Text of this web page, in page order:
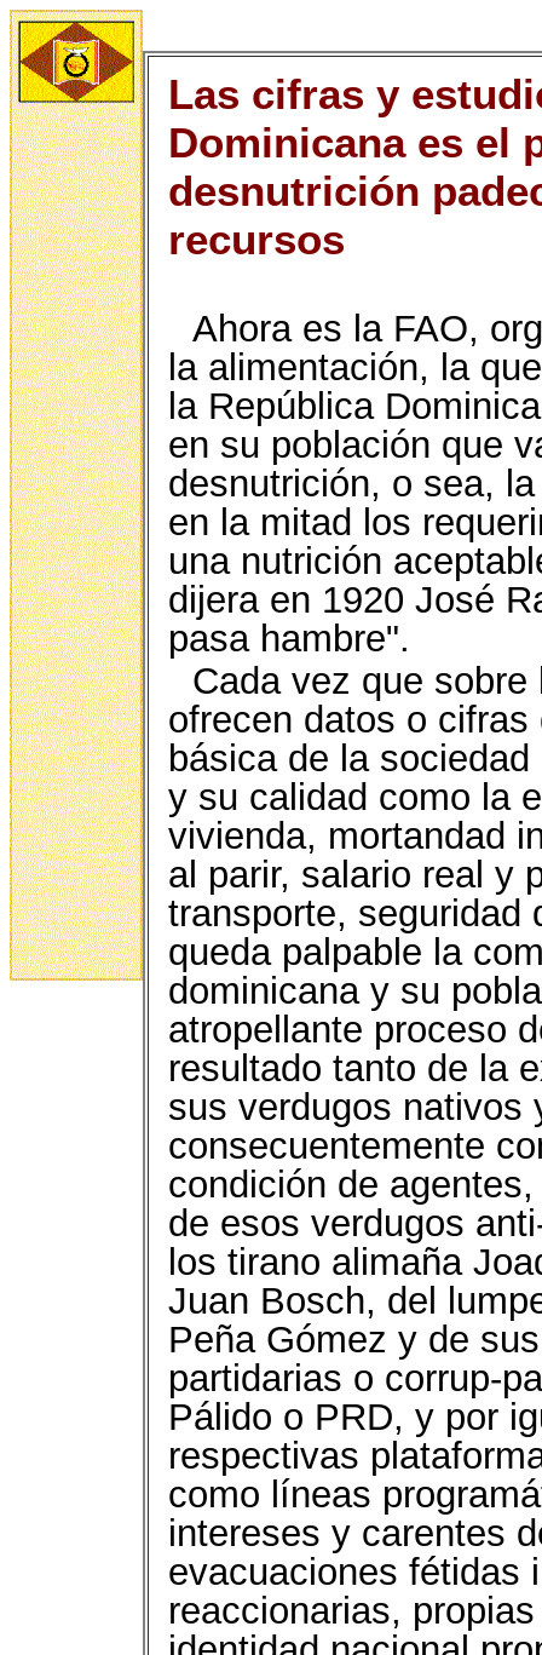
Las cifras y
Dominicana es el
desnutrición
recursos
Ahora es la FAO,
la alimentación, la
la República
en su población que
desnutrición, o sea,
en la mitad los
una nutrición
dijera en 1920 José
pasa hambre".
Cada vez que
ofrecen datos o
básica de la
y su calidad como la
vivienda, mortandad
al parir, salario real y
transporte, seguridad
queda palpable la
dominicana y su
atropellante proceso
resultado tanto de la
sus verdugos nativos
consecuentemente
condición de
de esos verdugos
los tirano alimaña
Juan Bosch, del
Peña Gómez y de
partidarias o corrup-
Pálido o PRD, y por
respectivas
como líneas
intereses y carentes
evacuaciones fétidas
reaccionarias,